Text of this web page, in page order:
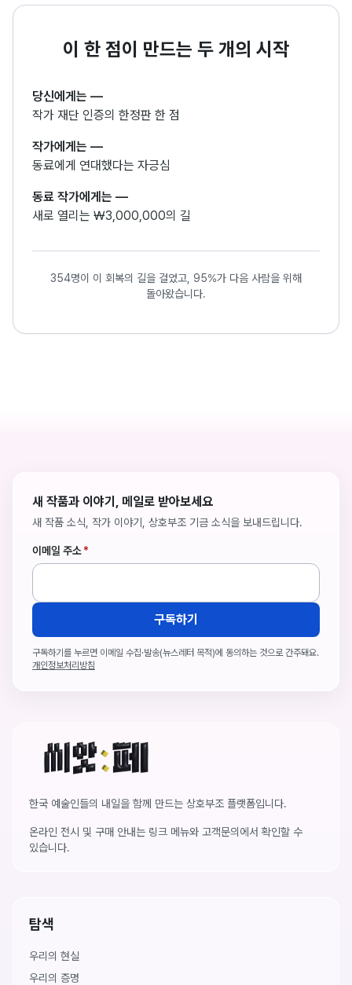
이 한 점이 만드는 두 개의 시작
당신에게는 —
작가 재단 인증의 한정판 한 점
작가에게는 —
동료에게 연대했다는 자긍심
동료 작가에게는 —
새로 열리는 ₩3,000,000의 길
354명이 이 회복의 길을 걸었고, 95%가 다음 사람을 위해
돌아왔습니다.
새 작품과 이야기, 메일로 받아보세요
새 작품 소식, 작가 이야기, 상호부조 기금 소식을 보내드립니다.
이메일 주소*
구독하기
구독하기를 누르면 이메일 수집·발송(뉴스레터 목적)에 동의하는 것으로 간주돼요.
개인정보처리방침
씨앗페 온라인 홈
한국 예술인들의 내일을 함께 만드는 상호부조 플랫폼입니다.
온라인 전시 및 구매 안내는 링크 메뉴와 고객문의에서 확인할 수
있습니다.
탐색
우리의 현실
우리의 증명